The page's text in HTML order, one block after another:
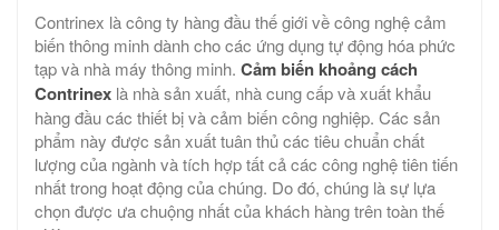
Contrinex là công ty hàng đầu thế giới về công nghệ cảm
biến thông minh dành cho các ứng dụng tự động hóa phức
tạp và nhà máy thông minh. Cảm biến khoảng cách
Contrinex là nhà sản xuất, nhà cung cấp và xuất khẩu
hàng đầu các thiết bị và cảm biến công nghiệp. Các sản
phẩm này được sản xuất tuân thủ các tiêu chuẩn chất
lượng của ngành và tích hợp tất cả các công nghệ tiên tiến
nhất trong hoạt động của chúng. Do đó, chúng là sự lựa
chọn được ưa chuộng nhất của khách hàng trên toàn thế